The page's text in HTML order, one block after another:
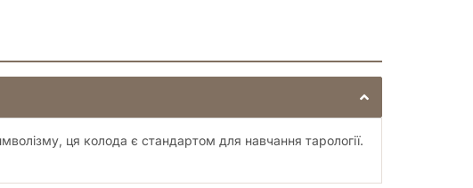
— особливий, по-справжньому
ця колода є стандартом для навчання тарології.